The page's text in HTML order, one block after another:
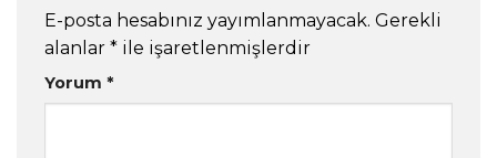
E-posta hesabınız yayımlanmayacak. Gerekli
alanlar * ile işaretlenmişlerdir
Yorum *